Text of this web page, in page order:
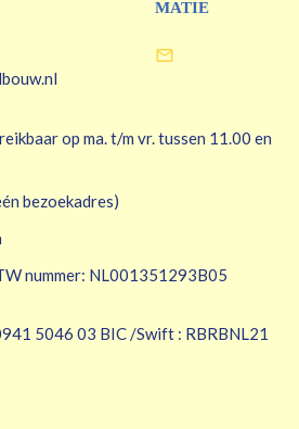
MATIE

op ma. t/m vr. tussen 11.00 en
bezoekadres)
nummer: NL001351293B05
5046 03 BIC /Swift : RBRBNL21